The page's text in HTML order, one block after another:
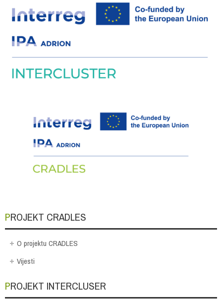
PROJEKT CRADLES
O projektu CRADLES
Vijesti
PROJEKT INTERCLUSER